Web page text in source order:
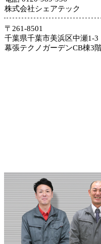
株式会社シェアテック
〒261-8501
千葉県千葉市美浜区中瀬1-3
幕張テクノガーデンCB棟3